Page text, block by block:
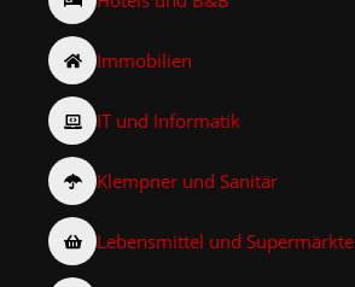
Immobilien
IT und Informatik
Klempner und Sanitär
Lebensmittel und Supermärkte